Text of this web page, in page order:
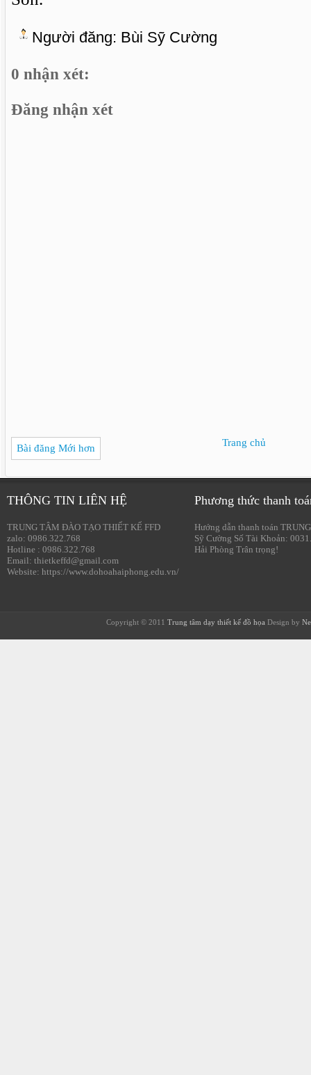
Người đăng: Bùi Sỹ Cường
0 nhận xét:
Đăng nhận xét
Bài đăng Mới hơn Trang chủ
THÔNG TIN LIÊN HỆ
TRUNG TÂM ĐÀO TẠO THIẾT KẾ FFD
zalo: 0986.322.768
Hotline : 0986.322.768
Email: thietkeffd@gmail.com
Website: https://www.dohoahaiphong.edu.vn/
Phương thức thanh
Hướng dẫn thanh toán
Sỹ Cường Số Tài Khoản:
Hải Phòng Trân trọng!
Copyright © 2011 Trung tâm dạy thiết kế đồ họa Design by